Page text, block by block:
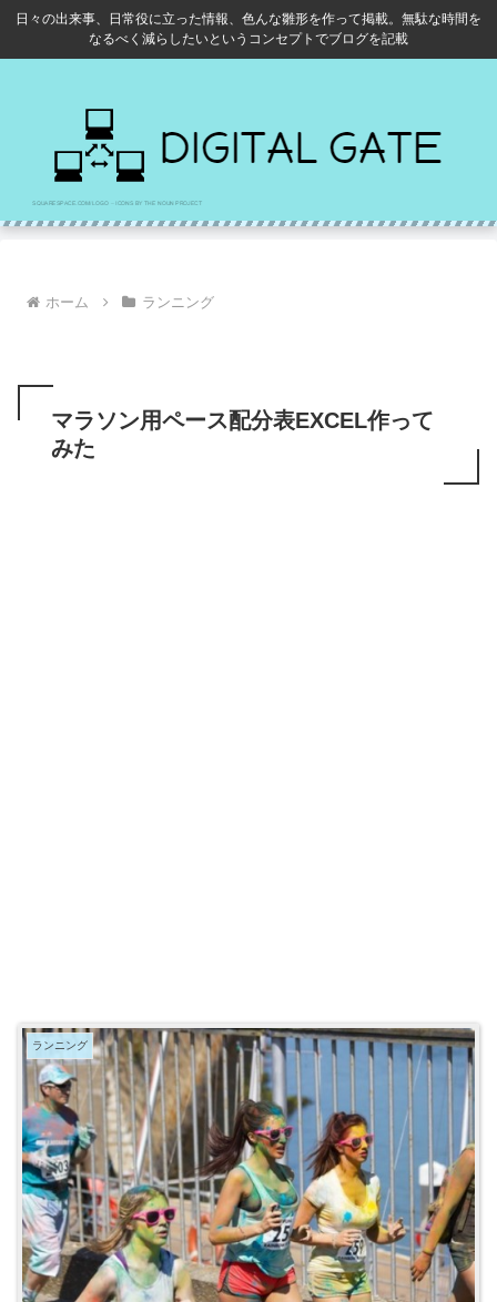
日々の出来事、日常役に立った情報、色んな雛形を作って掲載。無駄な時間を
なるべく減らしたいというコンセプトでブログを記載
ホーム ランニング
マラソン用ペース配分表EXCEL作って
みた
ランニング